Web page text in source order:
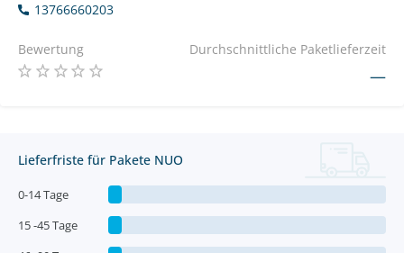
13766660203
Bewertung Durchschnittliche Paketlieferzeit
—
Lieferfriste für Pakete NUO
0-14 Tage
15 -45 Tage